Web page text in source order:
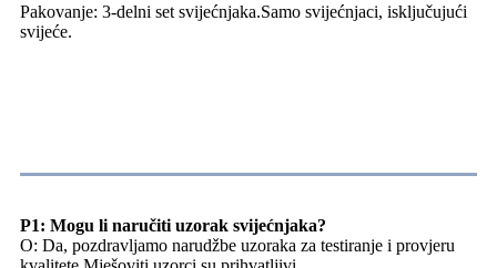
Pakovanje: 3-delni set svijećnjaka.Samo svijećnjaci, isključujući
svijeće.
P1: Mogu li naručiti uzorak svijećnjaka?
O: Da, pozdravljamo narudžbe uzoraka za testiranje i provjeru